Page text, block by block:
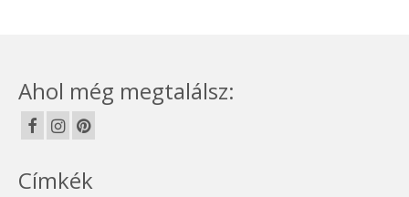
Ahol még megtalálsz:
Címkék